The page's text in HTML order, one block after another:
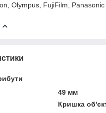
Olympus, FujiFilm, Panasonic
49 мм
Кришка